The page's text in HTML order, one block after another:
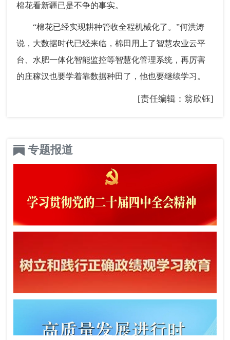
棉花看新疆已是不争的事实。
“棉花已经实现耕种管收全程机械化了。”何洪涛
说，大数据时代已经来临，棉田用上了智慧农业云平
台、水肥一体化智能监控等智慧化管理系统，再厉害
的庄稼汉也要学着靠数据种田了，他也要继续学习。
[责任编辑：翁欣钰]
专题报道